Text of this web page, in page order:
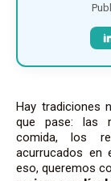
Hay tradiciones
que pase: las
comida, los
acurrucados en
eso, queremos